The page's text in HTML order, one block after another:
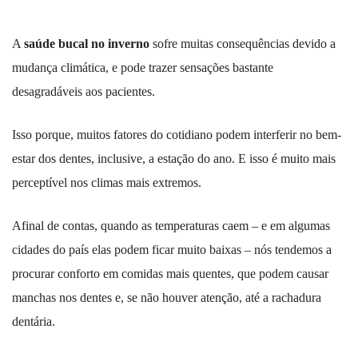
A saúde bucal no inverno sofre muitas consequências devido a
mudança climática, e pode trazer sensações bastante
desagradáveis aos pacientes.
Isso porque, muitos fatores do cotidiano podem interferir no bem-
estar dos dentes, inclusive, a estação do ano. E isso é muito mais
perceptível nos climas mais extremos.
Afinal de contas, quando as temperaturas caem – e em algumas
cidades do país elas podem ficar muito baixas – nós tendemos a
procurar conforto em comidas mais quentes, que podem causar
manchas nos dentes e, se não houver atenção, até a rachadura
dentária.